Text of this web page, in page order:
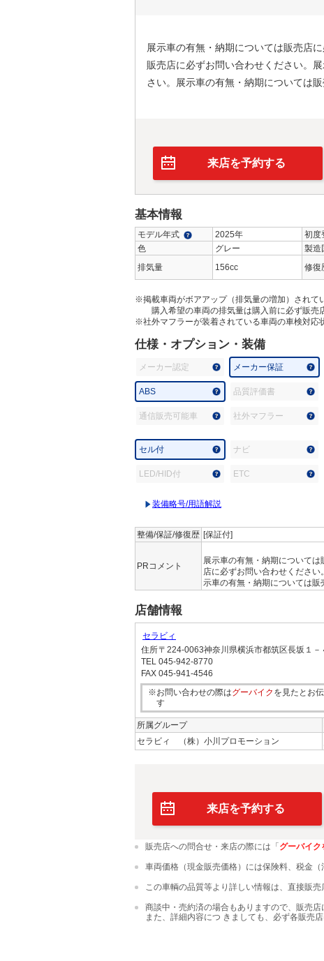
展示車の有無・納期については販売店
販売店に必ずお問い合わせください。
さい。展示車の有無・納期については
来店を予約する
基本情報
モデル年式 2025年 初度
色
グレー 製造
排気量
156cc 修復
※掲載車両がボアアップ（排気量の増加）されて
購入希望の車両の排気量は購入前に必ず販売店
※社外マフラーが装着されている車両の車検対応
仕様・オプション・装備
メーカー認定 メーカー保証
ABS 品質評価書
通信販売可能車 社外マフラー
セル付 ナビ
LED/HID付 ETC
装備略号/用語解説
整備/保証/修復歴 [保証付]
PRコメント
展示車の有無・納期について
店に必ずお問い合わせくださ
示車の有無・納期については販
店舗情報
セラビィ
住所〒224-0063神奈川県横浜市都筑区長坂１－
TEL 045-942-8770
FAX 045-941-4546
※お問い合わせの際はグーバイク を見たとお
す
所属グループ
セラビィ （株）小川プロモーション
来店を予約する
販売店への問合せ・来店の際には「グーバイク
車両価格（現金販売価格）には保険料、税金
この車輌の品質等より詳しい情報は、直接販売
商談中・売約済の場合もありますので、販売
また、詳細内容につ きましても、必ず各販売